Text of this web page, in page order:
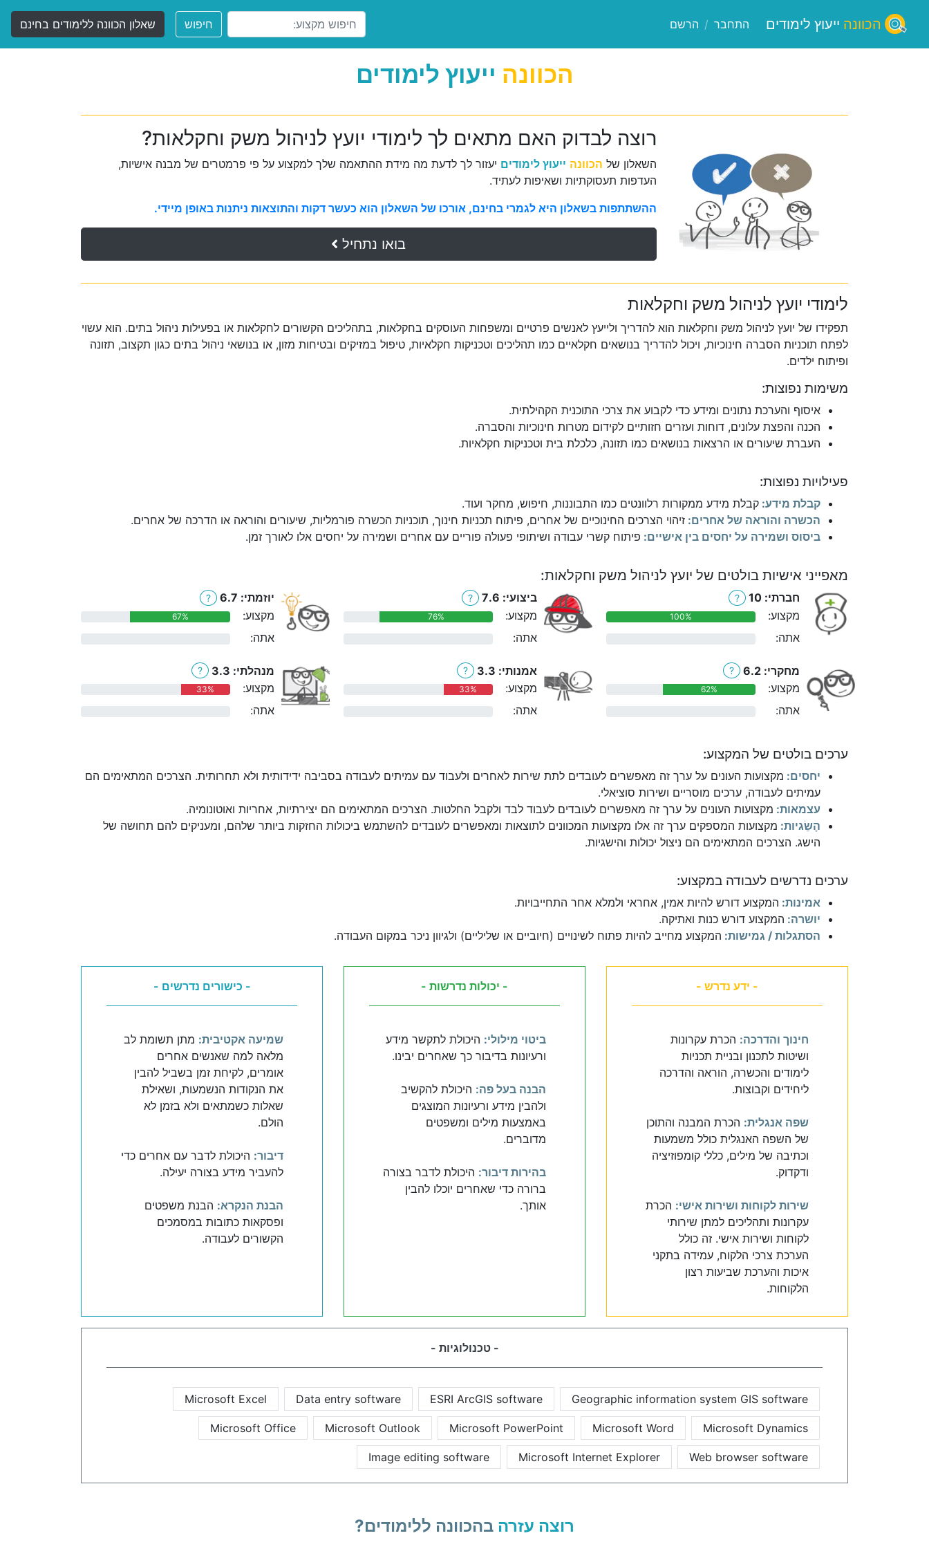
הכוונה ייעוץ לימודים התחבר / הרשם חיפוש שאלון הכוונה ללימודים בחינם
הכוונה ייעוץ לימודים
רוצה לבדוק האם מתאים לך לימודי יועץ לניהול משק וחקלאות?
השאלון של הכוונה ייעוץ לימודים יעזור לך לדעת מה מידת ההתאמה שלך למקצוע על פי פרמטרים של מבנה אישיות,
העדפות תעסוקתיות ושאיפות לעתיד.
ההשתתפות בשאלון היא לגמרי בחינם, אורכו של השאלון הוא כעשר דקות והתוצאות ניתנות באופן מיידי.
בואו נתחיל
לימודי יועץ לניהול משק וחקלאות
תפקידו של יועץ לניהול משק וחקלאות הוא להדריך ולייעץ לאנשים פרטיים ומשפחות העוסקים בחקלאות, בתהליכים הקשורים לחקלאות או בפעילות ניהול בתים. הוא עשוי
לפתח תוכניות הסברה חינוכיות, ויכול להדריך בנושאים חקלאיים כמו תהליכים וטכניקות חקלאיות, טיפול במזיקים ובטיחות מזון, או בנושאי ניהול בתים כגון תקצוב, תזונה
ופיתוח ילדים.
משימות נפוצות:
איסוף והערכת נתונים ומידע כדי לקבוע את צרכי התוכנית הקהילתית.
הכנה והפצת עלונים, דוחות ועזרים חזותיים לקידום מטרות חינוכיות והסברה.
העברת שיעורים או הרצאות בנושאים כמו תזונה, כלכלת בית וטכניקות חקלאיות.
פעילויות נפוצות:
קבלת מידע: קבלת מידע ממקורות רלוונטים כמו התבוננות, חיפוש, מחקר ועוד.
הכשרה והוראה של אחרים: זיהוי הצרכים החינוכיים של אחרים, פיתוח תכניות חינוך, תוכניות הכשרה פורמליות, שיעורים והוראה או הדרכה של אחרים.
ביסוס ושמירה על יחסים בין אישיים: פיתוח קשרי עבודה ושיתופי פעולה פוריים עם אחרים ושמירה על יחסים אלו לאורך זמן.
מאפייני אישיות בולטים של יועץ לניהול משק וחקלאות:
חברתי: 10 ?
מקצוע: 100%
אתה:
ביצועי: 7.6 ?
מקצוע: 76%
אתה:
יוזמתי: 6.7 ?
מקצוע: 67%
אתה:
מחקרי: 6.2 ?
מקצוע: 62%
אתה:
אמנותי: 3.3 ?
מקצוע: 33%
אתה:
מנהלתי: 3.3 ?
מקצוע: 33%
אתה:
ערכים בולטים של המקצוע:
יחסים: מקצועות העונים על ערך זה מאפשרים לעובדים לתת שירות לאחרים ולעבוד עם עמיתים לעבודה בסביבה ידידותית ולא תחרותית. הצרכים המתאימים הם
עמיתים לעבודה, ערכים מוסריים ושירות סוציאלי.
עצמאות: מקצועות העונים על ערך זה מאפשרים לעובדים לעבוד לבד ולקבל החלטות. הצרכים המתאימים הם יצירתיות, אחריות ואוטונומיה.
הֶשֵׂגיות: מקצועות המספקים ערך זה אלו מקצועות המכוונים לתוצאות ומאפשרים לעובדים להשתמש ביכולות החזקות ביותר שלהם, ומעניקים להם תחושה של
הישג. הצרכים המתאימים הם ניצול יכולות והישגיות.
ערכים נדרשים לעבודה במקצוע:
אמינות: המקצוע דורש להיות אמין, אחראי ולמלא אחר התחייבויות.
יושרה: המקצוע דורש כנות ואתיקה.
הסתגלות / גמישות: המקצוע מחייב להיות פתוח לשינויים (חיוביים או שליליים) ולגיוון ניכר במקום העבודה.
- ידע נדרש -
חינוך והדרכה: הכרת עקרונות
ושיטות לתכנון ובניית תכניות
לימודים והכשרה, הוראה והדרכה
ליחידים וקבוצות.
שפה אנגלית: הכרת המבנה והתוכן
של השפה האנגלית כולל משמעות
וכתיבה של מילים, כללי קומפוזיציה
ודקדוק.
שירות לקוחות ושירות אישי: הכרת
עקרונות ותהליכים למתן שירותי
לקוחות ושירות אישי. זה כולל
הערכת צרכי הלקוח, עמידה בתקני
איכות והערכת שביעות רצון
הלקוחות.
- יכולות נדרשות -
ביטוי מילולי: היכולת לתקשר מידע
ורעיונות בדיבור כך שאחרים יבינו.
הבנה בעל פה: היכולת להקשיב
ולהבין מידע ורעיונות המוצגים
באמצעות מילים ומשפטים
מדוברים.
בהירות דיבור: היכולת לדבר בצורה
ברורה כדי שאחרים יוכלו להבין
אותך.
- כישורים נדרשים -
שמיעה אקטיבית: מתן תשומת לב
מלאה למה שאנשים אחרים
אומרים, לקיחת זמן בשביל להבין
את הנקודות הנשמעות, ושאילת
שאלות כשמתאים ולא בזמן לא
הולם.
דיבור: היכולת לדבר עם אחרים כדי
להעביר מידע בצורה יעילה.
הבנת הנקרא: הבנת משפטים
ופסקאות כתובות במסמכים
הקשורים לעבודה.
- טכנולוגיות -
Geographic information system GIS software
ESRI ArcGIS software
Data entry software
Microsoft Excel
Microsoft Dynamics
Microsoft Word
Microsoft PowerPoint
Microsoft Outlook
Microsoft Office
Web browser software
Microsoft Internet Explorer
Image editing software
רוצה עזרה בהכוונה ללימודים?